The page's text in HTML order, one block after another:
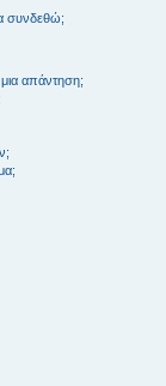
συνδεθώ;
απάντηση;